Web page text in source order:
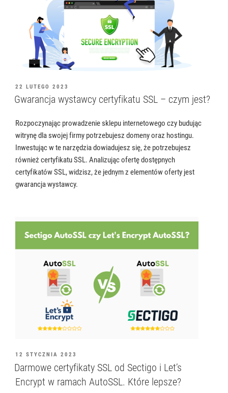
OPUBLIKOWANE
W
22 LUTEGO 2023
Gwarancja wystawcy certyfikatu SSL – czym jest?
Rozpoczynając prowadzenie sklepu internetowego czy budując
witrynę dla swojej firmy potrzebujesz domeny oraz hostingu.
Inwestując w te narzędzia dowiadujesz się, że potrzebujesz
również certyfikatu SSL. Analizując ofertę dostępnych
certyfikatów SSL, widzisz, że jednym z elementów oferty jest
gwarancja wystawcy.
OPUBLIKOWANE
W
12 STYCZNIA 2023
Darmowe certyfikaty SSL od Sectigo i Let’s
Encrypt w ramach AutoSSL. Które lepsze?